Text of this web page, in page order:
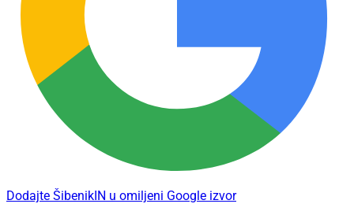
Dodajte ŠibenikIN u omiljeni Google izvor